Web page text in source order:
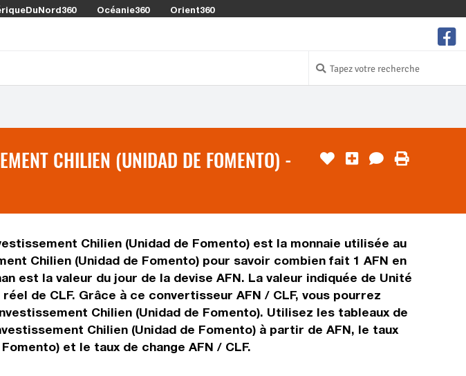
Océanie360 Orient360
CHILIEN (UNIDAD DE FOMENTO) -
Chilien (Unidad de Fomento) est la monnaie utilisée au
Chilien (Unidad de Fomento) pour savoir combien fait 1 AFN en
est la valeur du jour de la devise AFN. La valeur indiquée de Unité
de CLF. Grâce à ce convertisseur AFN / CLF, vous pourrez
Chilien (Unidad de Fomento). Utilisez les tableaux de
Chilien (Unidad de Fomento) à partir de AFN, le taux
et le taux de change AFN / CLF.